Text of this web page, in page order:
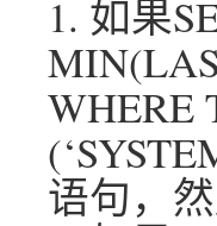
1. 如果
WHERE
语句，